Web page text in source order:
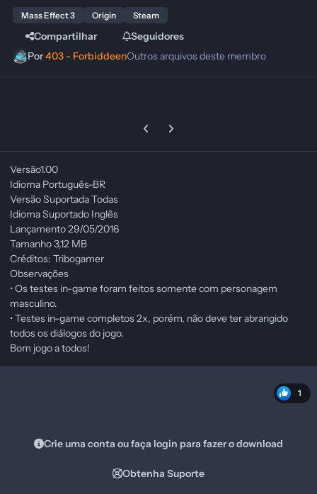
Mass Effect 3 Origin Steam
Compartilhar
Seguidores
Por403 - ForbiddeenOutros arquivos deste membro
Previous carousel slide
Next carousel slide
Versão1.00
Idioma Português-BR
Versão Suportada Todas
Idioma Suportado Inglês
Lançamento 29/05/2016
Tamanho 3,12 MB
Créditos: Tribogamer
Observações
• Os testes in-game foram feitos somente com personagem
masculino.
• Testes in-game completos 2x, porém, não deve ter abrangido
todos os diálogos do jogo.
Bom jogo a todos!
1
Crie uma conta ou faça login para fazer o download
Obtenha Suporte